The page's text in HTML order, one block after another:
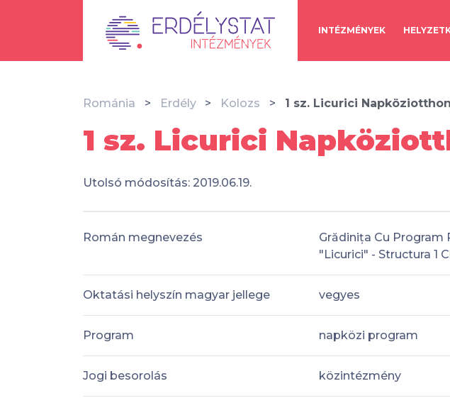
INTÉZMÉNYEK
Románia Erdély Kolozs 1 sz. Licurici
1 sz. Licurici
Utolsó módosítás: 2019.06.19.
Román megnevezés
Grădinița Cu Program
"Licurici" - Structura 1
Oktatási helyszín magyar jellege vegyes
Program napközi program
Jogi besorolás közintézmény